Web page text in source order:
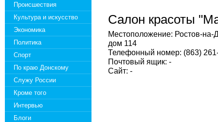
Происшествия
Культура и искусство
Экономика
Политика
Спорт
По краю Донскому
Служу России
Кроме того
Интервью
Блоги
Салон красоты
Местоположение: Ростов-на-
дом 114
Телефонный номер: (863)
Почтовый ящик: -
Сайт: -